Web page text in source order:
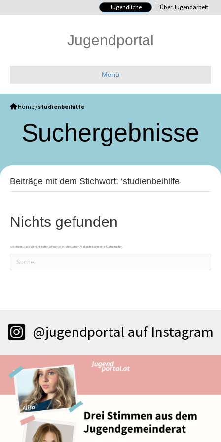
Jugendliche Über Jugendarbeit
Jugendportal
Menü
Home / studienbeihilfe
Such­ergebnisse
Beiträge mit dem Stichwort: ‘studienbeihilfe̵
Nichts gefunden
Es scheint, dass wir nicht finden können, was Sie suchen. Vielleicht kann eine Suche helfen.
@jugendportal auf Instagram